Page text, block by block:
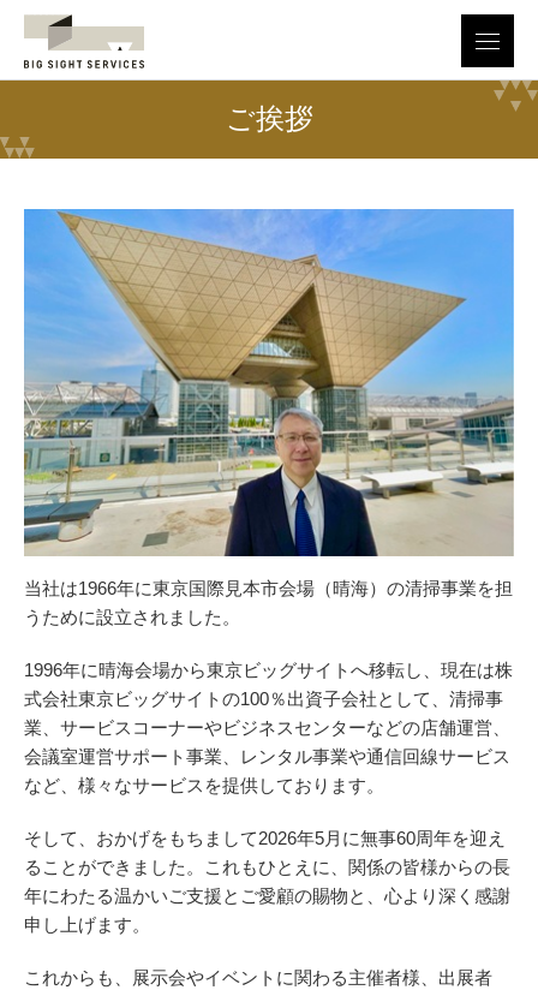
menu
ご挨拶
当社は1966年に東京国際見本市会場（晴海）の清掃事業を担
うために設立されました。
1996年に晴海会場から東京ビッグサイトへ移転し、現在は株
式会社東京ビッグサイトの100％出資子会社として、清掃事
業、サービスコーナーやビジネスセンターなどの店舗運営、
会議室運営サポート事業、レンタル事業や通信回線サービス
など、様々なサービスを提供しております。
そして、おかげをもちまして2026年5月に無事60周年を迎え
ることができました。これもひとえに、関係の皆様からの長
年にわたる温かいご支援とご愛顧の賜物と、心より深く感謝
申し上げます。
これからも、展示会やイベントに関わる主催者様、出展者